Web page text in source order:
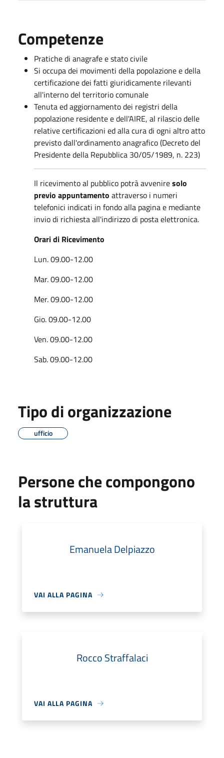
Competenze
Pratiche di anagrafe e stato civile
Si occupa dei movimenti della popolazione e della
certificazione dei fatti giuridicamente rilevanti
all'interno del territorio comunale
Tenuta ed aggiornamento dei registri della
popolazione residente e dell'AIRE, al rilascio delle
relative certificazioni ed alla cura di ogni altro atto
previsto dall'ordinamento anagrafico (Decreto del
Presidente della Repubblica 30/05/1989, n. 223)
Il ricevimento al pubblico potrà avveniresolo
previo appuntamento attraverso i numeri
telefonici indicati in fondo alla pagina e mediante
invio di richiesta all'indirizzo di posta elettronica.
Orari di Ricevimento
Lun. 09.00-12.00
Mar. 09.00-12.00
Mer. 09.00-12.00
Gio. 09.00-12.00
Ven. 09.00-12.00
Sab. 09.00-12.00
Tipo di organizzazione
ufficio
Persone che compongono
la struttura
Emanuela Delpiazzo
VAI ALLA PAGINA
Rocco Straffalaci
VAI ALLA PAGINA